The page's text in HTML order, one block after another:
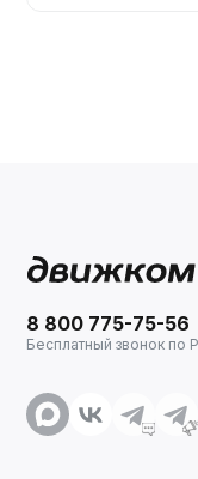
8 800 775-75-56
Бесплатный звонок по